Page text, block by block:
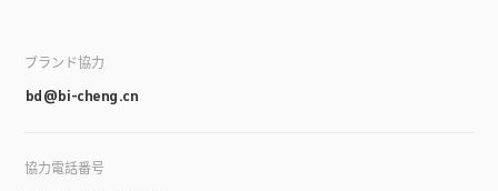
ブランド協力
bd@bi-cheng.cn
協力電話番号